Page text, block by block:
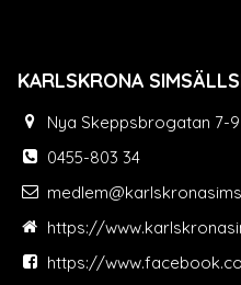
KARLSKRONA
Nya Skeppsbrogatan 7-
0455-803 34
https://
https://